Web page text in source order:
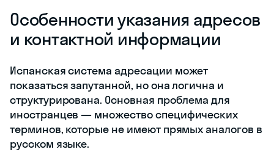
Особенности указания адресов
и контактной информации
Испанская система адресации может
показаться запутанной, но она логична и
структурирована. Основная проблема для
иностранцев — множество специфических
терминов, которые не имеют прямых аналогов в
русском языке.